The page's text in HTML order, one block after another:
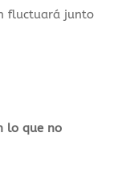
fluctuará junto
lo que no